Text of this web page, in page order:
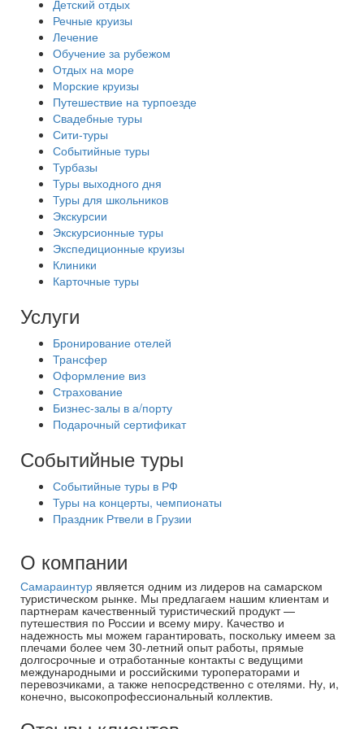
Детский отдых
Речные круизы
Лечение
Обучение за рубежом
Отдых на море
Морские круизы
Путешествие на турпоезде
Свадебные туры
Сити-туры
Событийные туры
Турбазы
Туры выходного дня
Туры для школьников
Экскурсии
Экскурсионные туры
Экспедиционные круизы
Клиники
Карточные туры
Услуги
Бронирование отелей
Трансфер
Оформление виз
Страхование
Бизнес-залы в а/порту
Подарочный сертификат
Событийные туры
Событийные туры в РФ
Туры на концерты, чемпионаты
Праздник Ртвели в Грузии
О компании
Самараинтур является одним из лидеров на самарском
туристическом рынке. Мы предлагаем нашим клиентам и
партнерам качественный туристический продукт —
путешествия по России и всему миру. Качество и
надежность мы можем гарантировать, поскольку имеем за
плечами более чем 30-летний опыт работы, прямые
долгосрочные и отработанные контакты с ведущими
международными и российскими туроператорами и
перевозчиками, а также непосредственно с отелями. Ну, и,
конечно, высокопрофессиональный коллектив.